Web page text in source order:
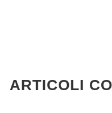
ARTICOLI